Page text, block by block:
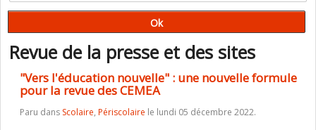
Revue de la presse et des sites
"Vers l'éducation nouvelle" : une nouvelle formule
pour la revue des CEMEA
Paru dans Scolaire, Périscolaire le lundi 05 décembre 2022.